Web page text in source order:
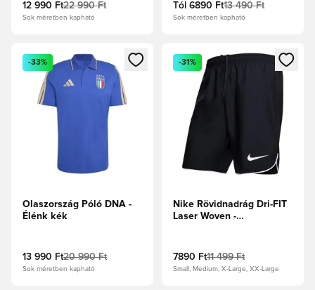
12 990 Ft22 990 Ft
Sok méretben kapható
Tól 6890 Ft13 490 Ft
Sok méretben kapható
Megnyit egy modált a bejelentkezéshez vagy a tagként
-33%
Olaszország Póló DNA -
Élénk kék
13 990 Ft20 990 Ft
Sok méretben kapható
Megnyit egy modált a
-31%
Nike Rövidnadrág Dri-FIT
Laser Woven -
7890 Ft11 499 Ft
Small, Medium, X-Large, XX-Large